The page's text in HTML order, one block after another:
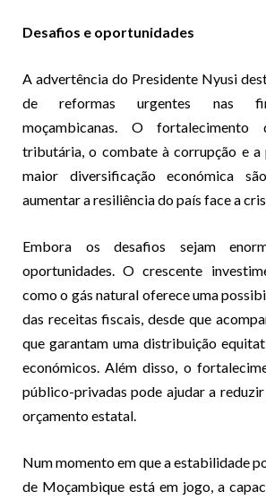
Desafios e oportunidades
A advertência do Presidente Nyusi
de reformas urgentes nas
moçambicanas. O fortalecimento
tributária, o combate à corrupção e a
maior diversificação económica
aumentar a resiliência do país face a
Embora os desafios sejam
oportunidades. O crescente
como o gás natural oferece uma
das receitas fiscais, desde que
que garantam uma distribuição
económicos. Além disso, o
público-privadas pode ajudar a
orçamento estatal.
Num momento em que a estabilidade
de Moçambique está em jogo, a